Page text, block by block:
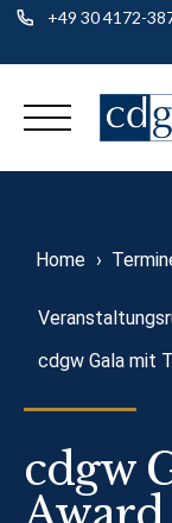
+49 30 4172-
Skip
Home ›
cdgw Gala mit
cdgw